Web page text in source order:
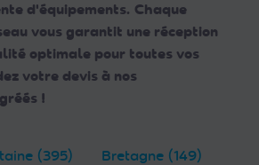
d'équipements. Chaque
vous garantit une réception
optimale pour toutes vos
votre devis à nos
!
(395) Bretagne (149)